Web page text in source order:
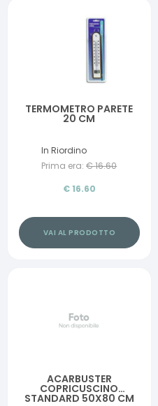
TERMOMETRO PARETE
20 CM
In Riordino
Prima era: €16.60
€ 16.60
VAI AL PRODOTTO
ACARBUSTER
COPRICUSCINO
STANDARD 50X80 CM